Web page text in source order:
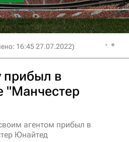
16:45 27.07.2022)
в
"Манчестер
агентом прибыл в
Юнайтед